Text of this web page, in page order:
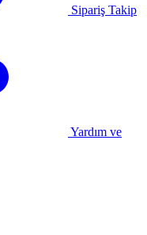
Sipariş Takip
Yardım ve